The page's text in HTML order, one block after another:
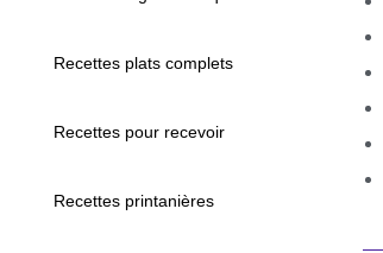
Recettes plats complets
Recettes pour recevoir
Recettes printanières